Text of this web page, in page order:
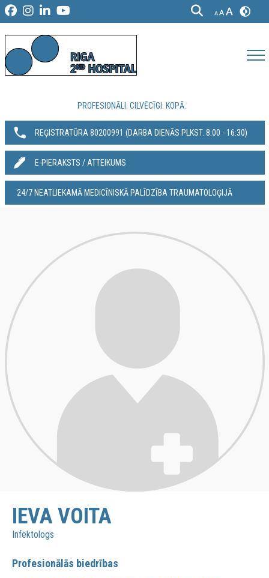
PROFESIONĀLI. CILVĒCĪGI. KOPĀ.
REĢISTRATŪRA 80200991‬ (DARBA DIENĀS PLKST. 8:00 - 16:30)
E-PIERAKSTS / ATTEIKUMS
24/7 NEATLIEKAMĀ MEDICĪNISKĀ PALĪDZĪBA TRAUMATOLOĢIJĀ
IEVA VOITA
Infektologs
Profesionālās biedrības